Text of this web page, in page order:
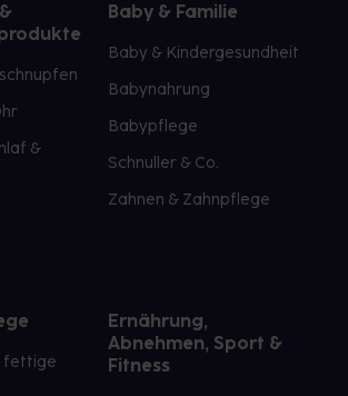
&
Baby & Familie
Baby & Kindergesundheit
Babynahrung
Babypflege
Schnuller & Co.
Zahnen & Zahnpflege
fettige
Ernährung,
Abnehmen, Sport &
Fitness